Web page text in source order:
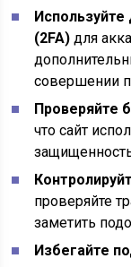
(2FA) для
совершении
Проверяйте
что сайт
проверяйте
заметить
Избегайте